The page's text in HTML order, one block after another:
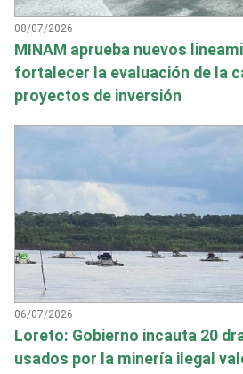
08/07/2026
MINAM aprueba nuevos
fortalecer la evaluación de la
proyectos de inversión
06/07/2026
Loreto: Gobierno incauta 20
usados por la minería ilegal